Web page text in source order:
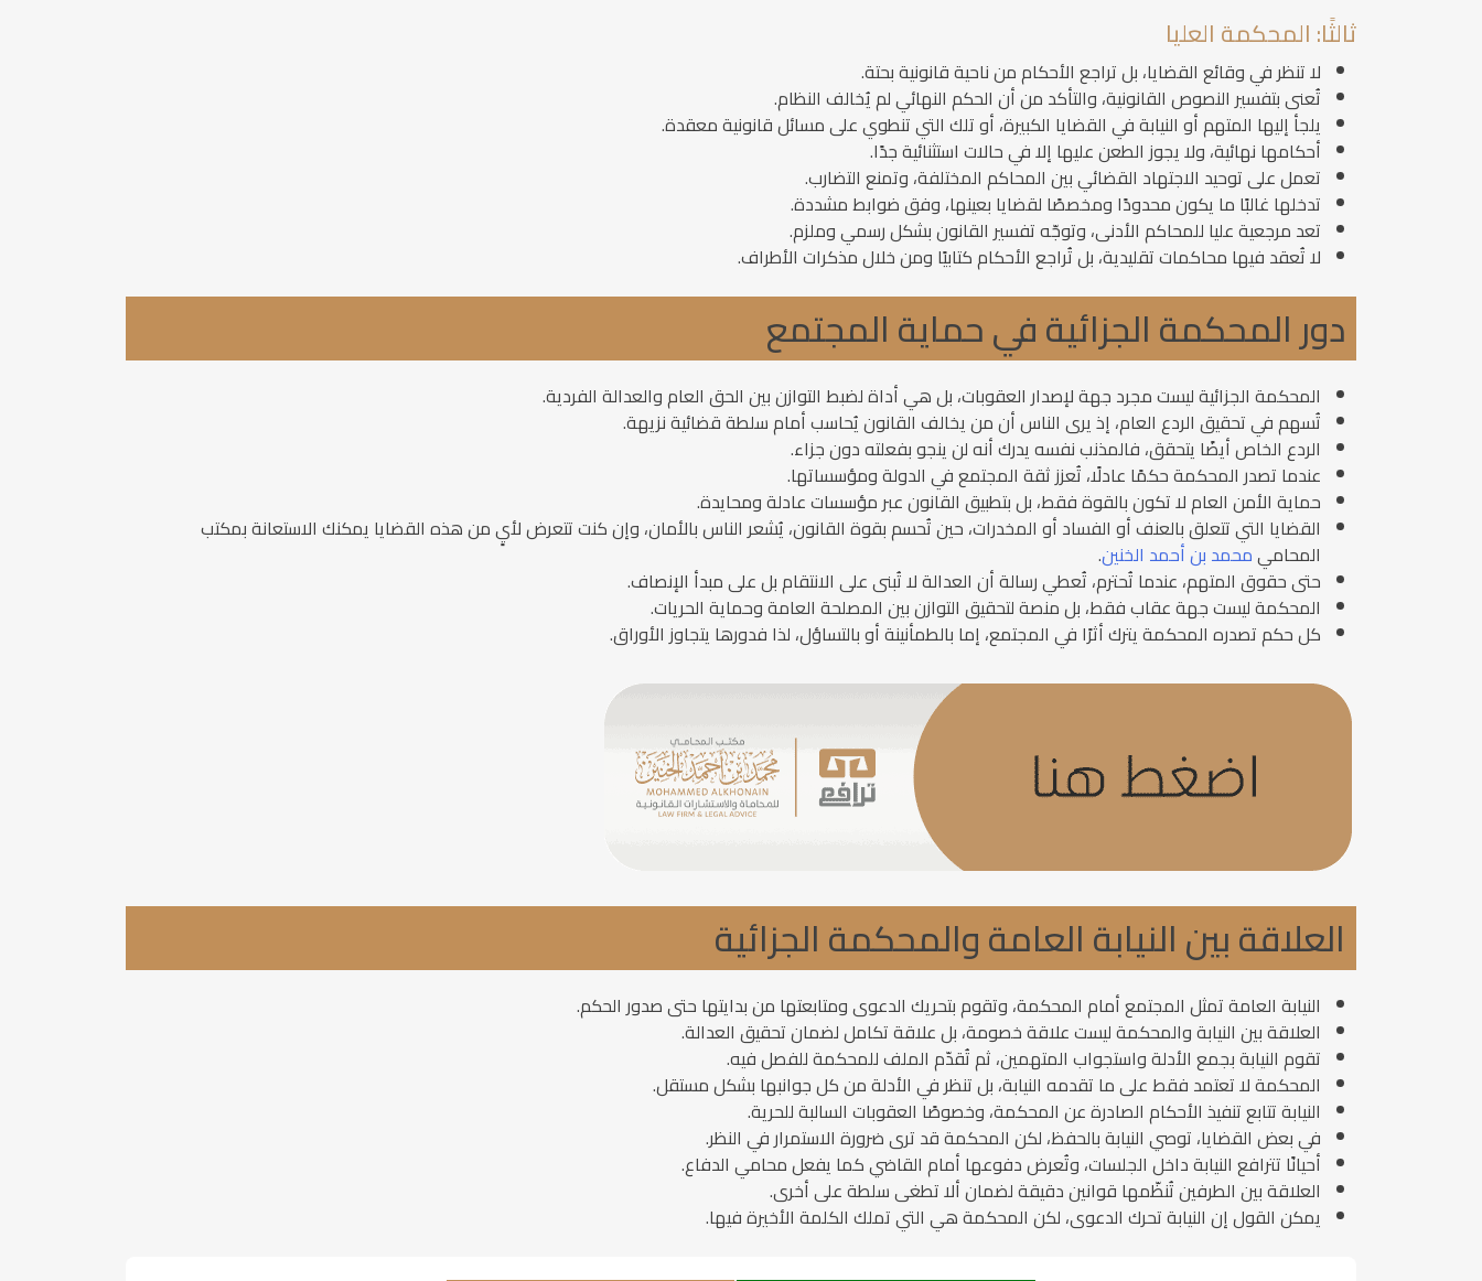
ثالثًا: المحكمة العليا
لا تنظر في وقائع القضايا، بل تراجع الأحكام من ناحية قانونية بحتة.
تُعنى بتفسير النصوص القانونية، والتأكد من أن الحكم النهائي لم يُخالف النظام.
يلجأ إليها المتهم أو النيابة في القضايا الكبيرة، أو تلك التي تنطوي على مسائل قانونية معقدة.
أحكامها نهائية، ولا يجوز الطعن عليها إلا في حالات استثنائية جدًا.
تعمل على توحيد الاجتهاد القضائي بين المحاكم المختلفة، وتمنع التضارب.
تدخلها غالبًا ما يكون محدودًا ومخصصًا لقضايا بعينها، وفق ضوابط مشددة.
تعد مرجعية عليا للمحاكم الأدنى، وتوجّه تفسير القانون بشكل رسمي وملزم.
لا تُعقد فيها محاكمات تقليدية، بل تُراجع الأحكام كتابيًا ومن خلال مذكرات الأطراف.
دور المحكمة الجزائية في حماية المجتمع
المحكمة الجزائية ليست مجرد جهة لإصدار العقوبات، بل هي أداة لضبط التوازن بين الحق العام والعدالة الفردية.
تُسهم في تحقيق الردع العام، إذ يرى الناس أن من يخالف القانون يُحاسب أمام سلطة قضائية نزيهة.
الردع الخاص أيضًا يتحقق، فالمذنب نفسه يدرك أنه لن ينجو بفعلته دون جزاء.
عندما تصدر المحكمة حكمًا عادلًا، تُعزز ثقة المجتمع في الدولة ومؤسساتها.
حماية الأمن العام لا تكون بالقوة فقط، بل بتطبيق القانون عبر مؤسسات عادلة ومحايدة.
القضايا التي تتعلق بالعنف أو الفساد أو المخدرات، حين تُحسم بقوة القانون، يُشعر الناس بالأمان، وإن كنت تتعرض لأيٍ من هذه القضايا يمكنك الاستعانة بمكتب
المحاميمحمد بن أحمد الخنين.
حتى حقوق المتهم، عندما تُحترم، تُعطي رسالة أن العدالة لا تُبنى على الانتقام بل على مبدأ الإنصاف.
المحكمة ليست جهة عقاب فقط، بل منصة لتحقيق التوازن بين المصلحة العامة وحماية الحريات.
كل حكم تصدره المحكمة يترك أثرًا في المجتمع، إما بالطمأنينة أو بالتساؤل، لذا فدورها يتجاوز الأوراق.
العلاقة بين النيابة العامة والمحكمة الجزائية
النيابة العامة تمثل المجتمع أمام المحكمة، وتقوم بتحريك الدعوى ومتابعتها من بدايتها حتى صدور الحكم.
العلاقة بين النيابة والمحكمة ليست علاقة خصومة، بل علاقة تكامل لضمان تحقيق العدالة.
تقوم النيابة بجمع الأدلة واستجواب المتهمين، ثم تُقدّم الملف للمحكمة للفصل فيه.
المحكمة لا تعتمد فقط على ما تقدمه النيابة، بل تنظر في الأدلة من كل جوانبها بشكل مستقل.
النيابة تتابع تنفيذ الأحكام الصادرة عن المحكمة، وخصوصًا العقوبات السالبة للحرية.
في بعض القضايا، توصي النيابة بالحفظ، لكن المحكمة قد ترى ضرورة الاستمرار في النظر.
أحيانًا تترافع النيابة داخل الجلسات، وتُعرض دفوعها أمام القاضي كما يفعل محامي الدفاع.
العلاقة بين الطرفين تُنظّمها قوانين دقيقة لضمان ألا تطغى سلطة على أخرى.
يمكن القول إن النيابة تحرك الدعوى، لكن المحكمة هي التي تملك الكلمة الأخيرة فيها.